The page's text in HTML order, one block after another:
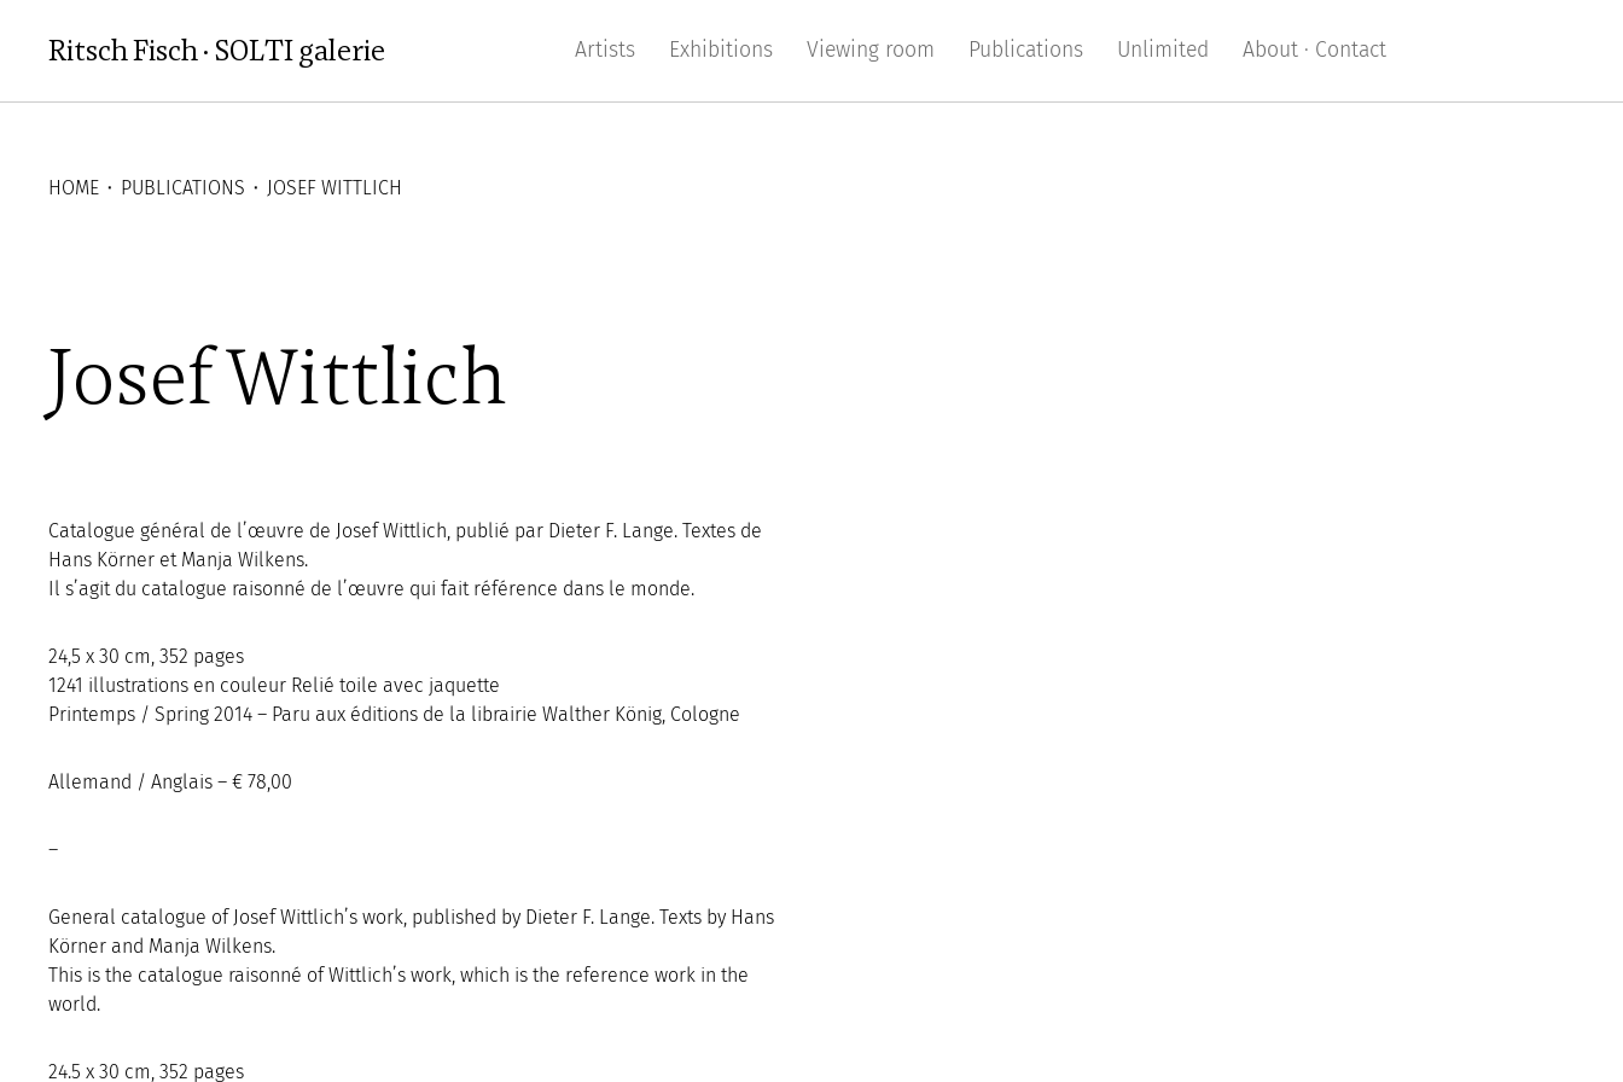
Ritsch Fisch · SOLTI galerie Artists Exhibitions Viewing room Publications Unlimited About · Contact
HOME ⬝ PUBLICATIONS ⬝ JOSEF WITTLICH
Josef Wittlich
Catalogue général de l’œuvre de Josef Wittlich, publié par Dieter F. Lange. Textes de
Hans Körner et Manja Wilkens.
Il s’agit du catalogue raisonné de l’œuvre qui fait référence dans le monde.
24,5 x 30 cm, 352 pages
1241 illustrations en couleur Relié toile avec jaquette
Printemps / Spring 2014 – Paru aux éditions de la librairie Walther König, Cologne
Allemand / Anglais – € 78,00
–
General catalogue of Josef Wittlich’s work, published by Dieter F. Lange. Texts by Hans
Körner and Manja Wilkens.
This is the catalogue raisonné of Wittlich’s work, which is the reference work in the
world.
24.5 x 30 cm, 352 pages